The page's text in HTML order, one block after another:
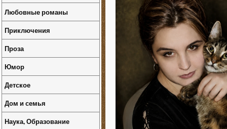
Любовные романы
Приключения
Проза
Юмор
Детское
Дом и семья
Наука, Образование